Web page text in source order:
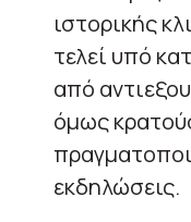
ιστορικής
τελεί υπό
από
όμως
εκδηλώσεις.